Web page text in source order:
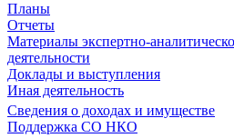
Планы
Отчеты
Материалы экспертно-
деятельности
Доклады и выступления
Иная деятельность
Сведения о доходах и имуществе
Поддержка СО НКО